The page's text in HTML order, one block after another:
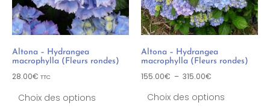
Altona – Hydrangea
macrophylla (Fleurs rondes)
28.00€ TTC
Choix des options
Altona – Hydrangea
macrophylla (Fleurs rondes)
155.00€ – 315.00€
Choix des options